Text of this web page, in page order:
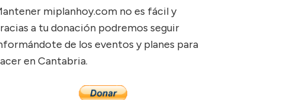
miplanhoy.com no es fácil y
a tu donación podremos seguir
de los eventos y planes para
en Cantabria.